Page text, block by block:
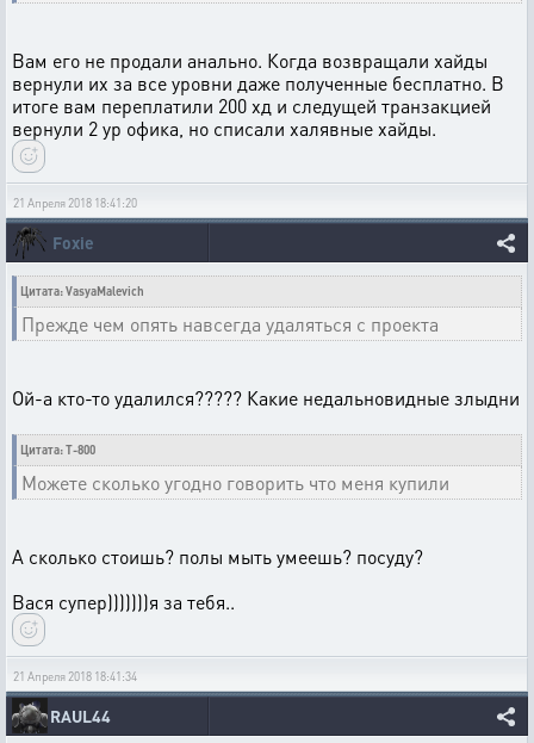
Вам его не продали анально. Когда возвращали хайды
вернули их за все уровни даже полученные бесплатно. В
итоге вам переплатили 200 хд и следущей транзакцией
вернули 2 ур офика, но списали халявные хайды.
21 Апреля 2018 18:41:20
Foxie
Цитата: VasyaMalevich
Прежде чем опять навсегда удаляться с проекта
Ой-а кто-то удалился????? Какие недальновидные злыдни
Цитата: T-800
Можете сколько угодно говорить что меня купили
А сколько стоишь? полы мыть умеешь? посуду?
Вася супер)))))))я за тебя..
21 Апреля 2018 18:41:34
RAUL44